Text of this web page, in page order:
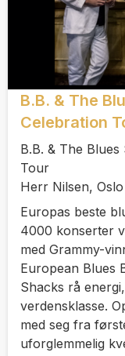
B.B. & The
Celebration
B.B. & The
Tour
Herr Nilsen,
Europas beste
4000 konserter
med Grammy-
European Blues
Shacks rå
verdensklasse.
med seg fra
uforglemmelig